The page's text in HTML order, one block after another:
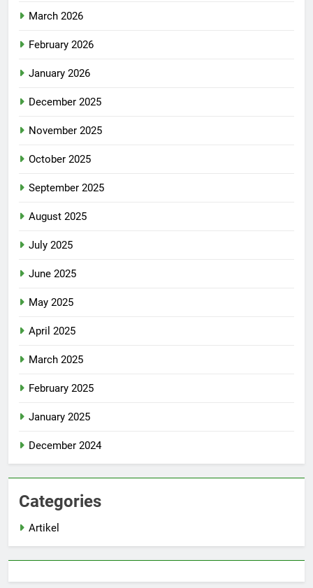
March 2026
February 2026
January 2026
December 2025
November 2025
October 2025
September 2025
August 2025
July 2025
June 2025
May 2025
April 2025
March 2025
February 2025
January 2025
December 2024
Categories
Artikel